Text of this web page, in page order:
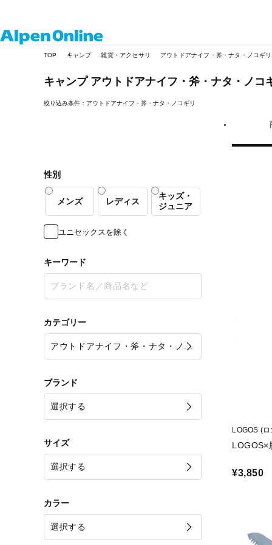
TOP キャンプ 雑貨・アクセサリ アウトドアナイフ・斧・ナタ・ノコギリ
キャンプ アウトドアナイフ・斧・ナタ・ノコ
絞り込み条件：アウトドアナイフ・斧・ナタ・ノコギリ
性別
メンズ レディス
キッズ・
ジュニア
ユニセックスを除く
キーワード
カテゴリー
ブランド
サイズ
カラー
LOGOS (
LOGOS×
¥3,850